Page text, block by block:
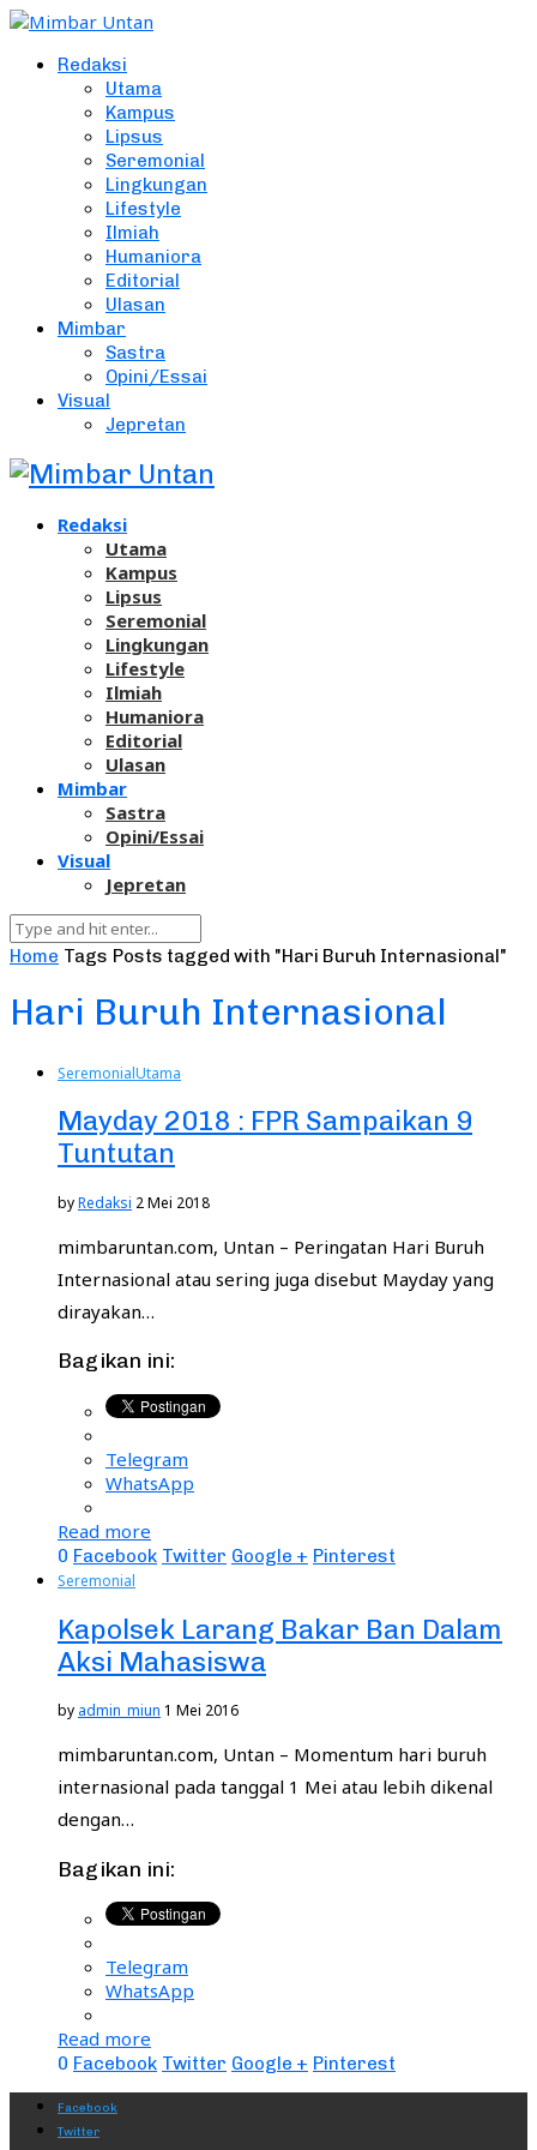
Redaksi
Utama
Kampus
Lipsus
Seremonial
Lingkungan
Lifestyle
Ilmiah
Humaniora
Editorial
Ulasan
Mimbar
Sastra
Opini/Essai
Visual
Jepretan
Redaksi
Utama
Kampus
Lipsus
Seremonial
Lingkungan
Lifestyle
Ilmiah
Humaniora
Editorial
Ulasan
Mimbar
Sastra
Opini/Essai
Visual
Jepretan
Home Tags Posts tagged with "Hari Buruh Internasional"
Hari Buruh Internasional
SeremonialUtama
Mayday 2018 : FPR Sampaikan 9
Tuntutan
byRedaksi 2 Mei 2018
mimbaruntan.com, Untan – Peringatan Hari Buruh
Internasional atau sering juga disebut Mayday yang
dirayakan…
Bagikan ini:
Telegram
WhatsApp
Read more
0 Facebook Twitter Google + Pinterest
Seremonial
Kapolsek Larang Bakar Ban Dalam
Aksi Mahasiswa
by admin_miun 1 Mei 2016
mimbaruntan.com, Untan – Momentum hari buruh
internasional pada tanggal 1 Mei atau lebih dikenal
dengan…
Bagikan ini:
Telegram
WhatsApp
Read more
0 Facebook Twitter Google + Pinterest
Facebook
Twitter